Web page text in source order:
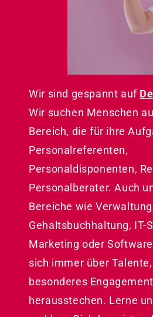
Wir sind gespannt auf
Wir suchen Menschen
Bereich, die für ihre
Personalreferenten,
Personaldisponenten,
Personalberater. Auch
Bereiche wie
Gehaltsbuchhaltung, IT-
Marketing oder
sich immer über
besonderes Engagement
herausstechen. Lerne